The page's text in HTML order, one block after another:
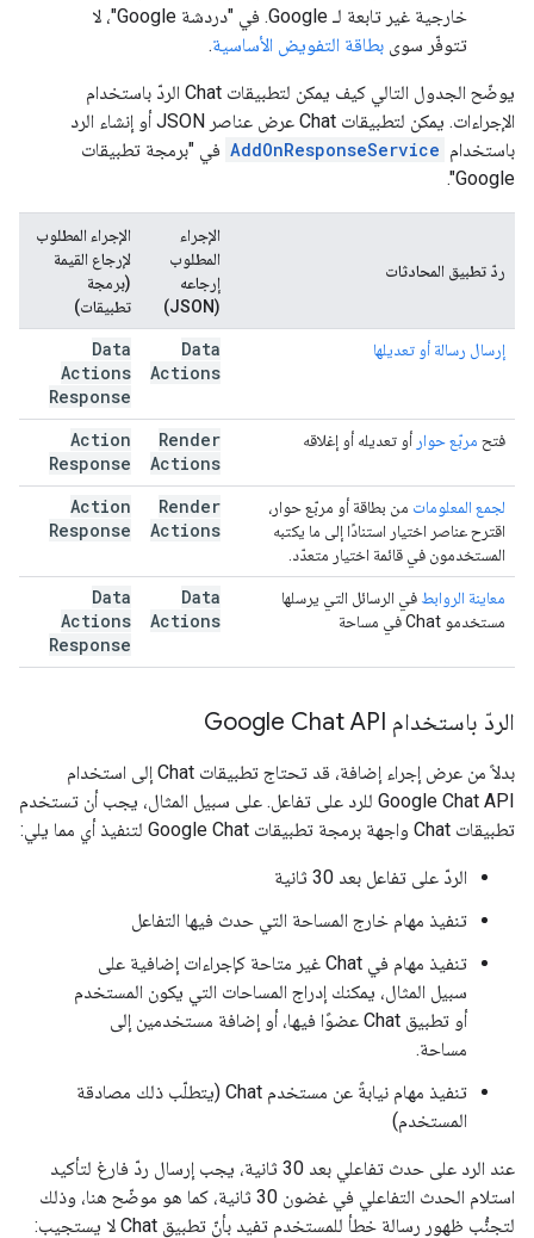
خارجية غير تابعة لـ Google. في "دردشة Google"، لا
تتوفّر سوى بطاقة التفويض الأساسية.
يوضّح الجدول التالي كيف يمكن لتطبيقات Chat الردّ باستخدام
الإجراءات. يمكن لتطبيقات Chat عرض عناصر JSON أو إنشاء الرد
باستخدام AddOnResponseService في "برمجة تطبيقات
Google".
ردّ تطبيق المحادثات
الإجراء
المطلوب
إرجاعه
(JSON)
الإجراء المطلوب
لإرجاع القيمة
(برمجة
تطبيقات)
إرسال رسالة أو تعديلها
Data
Actions
Data
Actions
Response
فتح مربّع حوار أو تعديله أو إغلاقه
Render
Actions
Action
Response
لجمع المعلومات من بطاقة أو مربّع حوار،
اقترح عناصر اختيار استنادًا إلى ما يكتبه
المستخدمون في قائمة اختيار متعدّد.
Render
Actions
Action
Response
معاينة الروابط في الرسائل التي يرسلها
مستخدمو Chat في مساحة
Data
Actions
Data
Actions
Response
الردّ باستخدام Google Chat API
بدلاً من عرض إجراء إضافة، قد تحتاج تطبيقات Chat إلى استخدام
Google Chat API للرد على تفاعل. على سبيل المثال، يجب أن تستخدم
تطبيقات Chat واجهة برمجة تطبيقات Google Chat لتنفيذ أي مما يلي:
الردّ على تفاعل بعد 30 ثانية
تنفيذ مهام خارج المساحة التي حدث فيها التفاعل
تنفيذ مهام في Chat غير متاحة كإجراءات إضافية على
سبيل المثال، يمكنك إدراج المساحات التي يكون المستخدم
أو تطبيق Chat عضوًا فيها، أو إضافة مستخدمين إلى
مساحة.
تنفيذ مهام نيابةً عن مستخدم Chat (يتطلّب ذلك مصادقة
المستخدم)
عند الرد على حدث تفاعلي بعد 30 ثانية، يجب إرسال ردّ فارغ لتأكيد
استلام الحدث التفاعلي في غضون 30 ثانية، كما هو موضّح هنا، وذلك
لتجنُّب ظهور رسالة خطأ للمستخدم تفيد بأنّ تطبيق Chat لا يستجيب: